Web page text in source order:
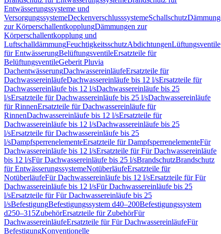
Entwässerungssysteme und
VersorgungssystemeDeckenverschlusssystemeSchallschutz
zur KörperschallentkopplungDämmungen zur
Körperschallentkopplung und
LuftschalldämmungFeuchtigkeitsschutzAbdichtungenLüftungsventile
für EntwässerungBelüftungsventileErsatzteile für
BelüftungsventileGeberit Pluvia
DachentwässerungDachwassereinläufeErsatzteile für
DachwassereinläufeDachwassereinläufe bis 12 l/sErsatzteile für
Dachwassereinläufe bis 12 l/sDachwassereinläufe bis 25
l/sErsatzteile für Dachwassereinläufe bis 25 l/sDachwassereinläufe
für RinnenErsatzteile für Dachwassereinläufe für
RinnenDachwassereinläufe bis 12 l/sErsatzteile für
Dachwassereinläufe bis 12 l/sDachwassereinläufe bis 25
l/sErsatzteile für Dachwassereinläufe bis 25
l/sDampfsperrenelementeErsatzteile für DampfsperrenelementeFür
Dachwassereinläufe bis 12 l/sErsatzteile für Für Dachwassereinläufe
bis 12 l/sFür Dachwassereinläufe bis 25 l/sBrandschutzBrandschutz
für EntwässerungssystemeNotüberläufeErsatzteile für
NotüberläufeFür Dachwassereinläufe bis 12 l/sErsatzteile für Für
Dachwassereinläufe bis 12 l/sFür Dachwassereinläufe bis 25
l/sErsatzteile für Für Dachwassereinläufe bis 25
l/sBefestigungBefestigungssystem d40–200Befestigungssystem
d250–315ZubehörErsatzteile für ZubehörFür
DachwassereinläufeErsatzteile für Für DachwassereinläufeFür
BefestigungKonventionelle